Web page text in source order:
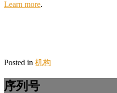
Learn more.
Posted in 机构
序列号